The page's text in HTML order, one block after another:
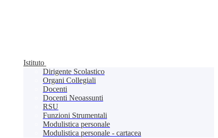
Istituto
Dirigente Scolastico
Organi Collegiali
Docenti
Docenti Neoassunti
RSU
Funzioni Strumentali
Modulistica personale
Modulistica personale - cartacea